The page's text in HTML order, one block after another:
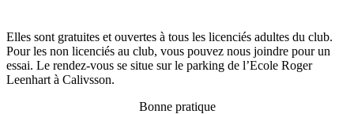
Elles sont gratuites et ouvertes à tous les licenciés adultes du club.
Pour les non licenciés au club, vous pouvez nous joindre pour un
essai. Le rendez-vous se situe sur le parking de l’Ecole Roger
Leenhart à Calivsson.
Bonne pratique